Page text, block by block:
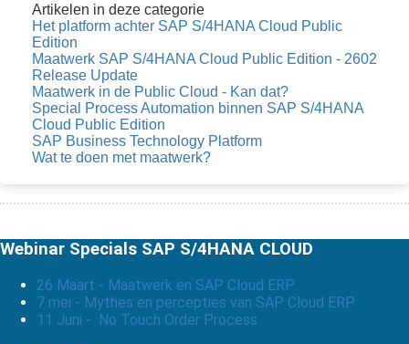
Artikelen in deze categorie
Het platform achter SAP S/4HANA Cloud Public
Edition
Maatwerk SAP S/4HANA Cloud Public Edition - 2602
Release Update
Maatwerk in de Public Cloud - Kan dat?
Special Process Automation binnen SAP S/4HANA
Cloud Public Edition
SAP Business Technology Platform
Wat te doen met maatwerk?
Webinar Specials SAP S/4HANA CLOUD
26 Maart - Maatwerk en SAP Cloud ERP
7 mei - Mythes en percepties van SAP Cloud ERP
11 Juni - No Touch Order Process